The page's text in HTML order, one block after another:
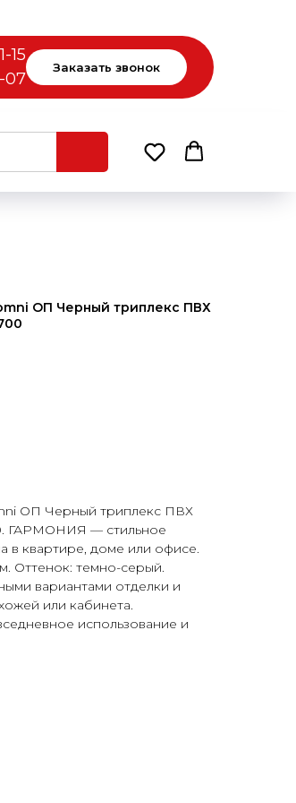
15
07
Заказать звонок
ОП Черный триплекс ПВХ
ОП Черный триплекс ПВХ
ГАРМОНИЯ — стильное
квартире, доме или офисе.
Оттенок: темно-серый.
вариантами отделки и
или кабинета.
использование и